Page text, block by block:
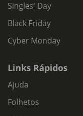
Singles' Day
Black Friday
Cyber Monday
Links Rápidos
Ajuda
Folhetos